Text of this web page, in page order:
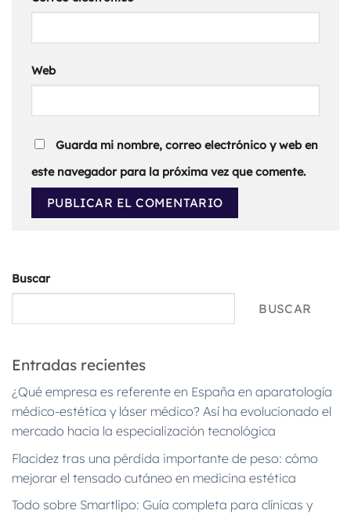
Web
Guarda mi nombre, correo electrónico y web en
este navegador para la próxima vez que comente.
Buscar
BUSCAR
Entradas recientes
¿Qué empresa es referente en España en aparatología
médico-estética y láser médico? Así ha evolucionado el
mercado hacia la especialización tecnológica
Flacidez tras una pérdida importante de peso: cómo
mejorar el tensado cutáneo en medicina estética
Todo sobre Smartlipo: Guía completa para clínicas y